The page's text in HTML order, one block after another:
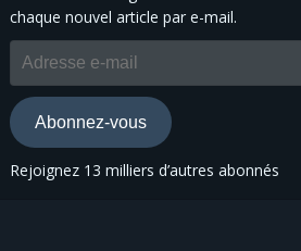
chaque nouvel article par e-mail.
Adresse
e-
mail
Abonnez-vous
Rejoignez 13 milliers d’autres abonnés